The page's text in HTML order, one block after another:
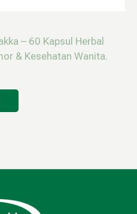
– 60 Kapsul Herbal
& Kesehatan Wanita.